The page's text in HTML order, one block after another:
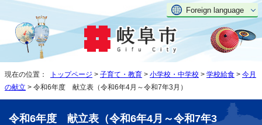
Foreign language
現在の位置： トップページ > 子育て・教育 > 小学校・中学校 > 学校給食 > 今月
の献立 > 令和6年度 献立表（令和6年4月～令和7年3月）
令和6年度 献立表（令和6年4月～令和7年3